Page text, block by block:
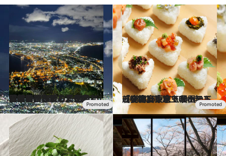
2024.11.15
【最初から読む】OMO5函館 by 星野リゾート【前篇】きらめく夜景と異国情緒、そして温泉。1泊でも「なまら満足」な函館へ
旅＆お出かけ 2024.8.31
「OMO5東京五反田」【後篇】東京で唯一無二の充実度！地上60mのドッグフレンドリーホテル
旅＆お出かけ